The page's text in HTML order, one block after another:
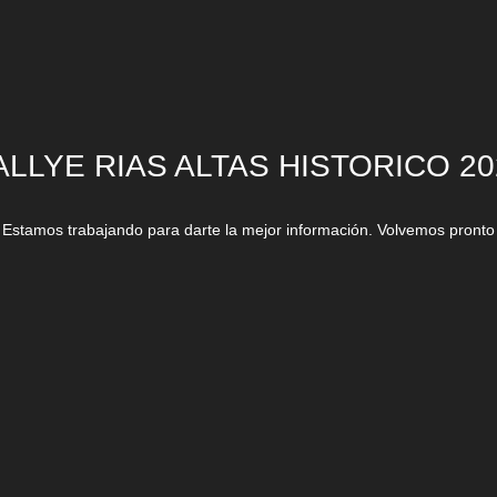
RIAS ALTAS HISTORICO
Estamos trabajando para darte la mejor información. Volvemos pronto